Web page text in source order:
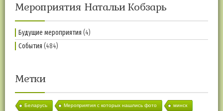
Мероприятия Натальи Кобзарь
Будущие мероприятия (4)
События (484)
Метки
Беларусь Мероприятия с которых нашлись фото минск